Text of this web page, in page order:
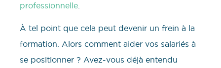
professionnelle.
À tel point que cela peut devenir un frein à la
formation. Alors comment aider vos salariés à
se positionner ? Avez-vous déjà entendu